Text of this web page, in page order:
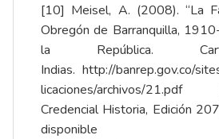
[10] Meisel, A. (2008). “La
Obregón de Barranquilla,
la República.
Indias. http://banrep.gov.co/
licaciones/archivos/21.pdfp.
Credencial Historia, Edición
disponible